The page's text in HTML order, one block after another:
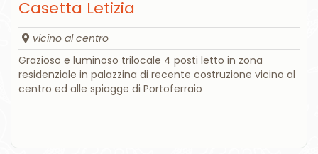
Casetta Letizia
vicino al centro
Grazioso e luminoso trilocale 4 posti letto in zona
residenziale in palazzina di recente costruzione vicino al
centro ed alle spiagge di Portoferraio